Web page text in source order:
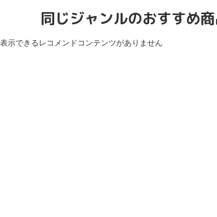
同じジャンルのおすすめ
表示できるレコメンドコンテンツがありません